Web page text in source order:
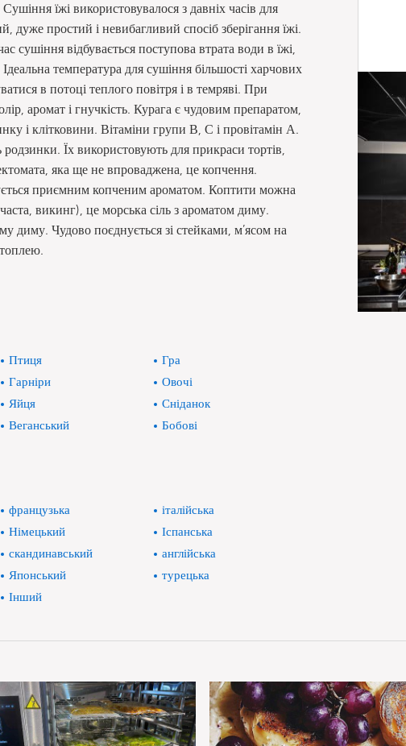
їжі використовувалося з давніх часів для
дуже простий і невибагливий спосіб зберігання їжі.
сушіння відбувається поступова втрата води в їжі,
температура для сушіння більшості харчових
в потоці теплого повітря і в темряві. При
аромат і гнучкість. Курага є чудовим препаратом,
і клітковини. Вітаміни групи В, С і провітамін А.
Їх використовують для прикраси тортів,
яка ще не впроваджена, це копчення.
приємним копченим ароматом. Коптити можна
викинг), це морська сіль з ароматом диму.
диму. Чудово поєднується зі стейками, м’ясом на
Птиця
Гра
Гарніри
Овочі
Яйця
Сніданок
Веганський
Бобові
французька
італійська
Німецький
Іспанська
скандинавський
англійська
Японський
турецька
Інший